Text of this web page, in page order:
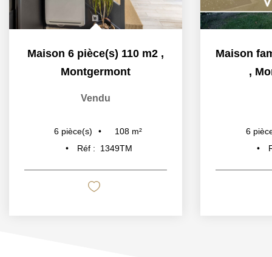
Maison 6 pièce(s) 110 m2 ,
Montgermont
Vendu
6 pièce(s) 108 m²
Réf :
1349TM
,
6